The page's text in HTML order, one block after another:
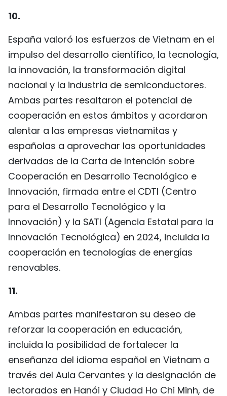
10.
España valoró los esfuerzos de Vietnam en el
impulso del desarrollo científico, la tecnología,
la innovación, la transformación digital
nacional y la industria de semiconductores.
Ambas partes resaltaron el potencial de
cooperación en estos ámbitos y acordaron
alentar a las empresas vietnamitas y
españolas a aprovechar las oportunidades
derivadas de la Carta de Intención sobre
Cooperación en Desarrollo Tecnológico e
Innovación, firmada entre el CDTI (Centro
para el Desarrollo Tecnológico y la
Innovación) y la SATI (Agencia Estatal para la
Innovación Tecnológica) en 2024, incluida la
cooperación en tecnologías de energías
renovables.
11.
Ambas partes manifestaron su deseo de
reforzar la cooperación en educación,
incluida la posibilidad de fortalecer la
enseñanza del idioma español en Vietnam a
través del Aula Cervantes y la designación de
lectorados en Hanói y Ciudad Ho Chi Minh, de